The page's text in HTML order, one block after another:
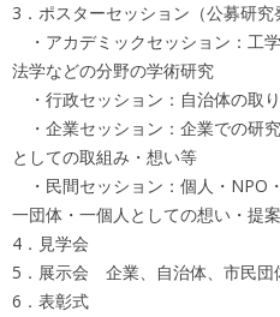
3．ポスターセッション（公募研究
・アカデミックセッション：工
法学などの分野の学術研究
・行政セッション：自治体の取
・企業セッション：企業での研
としての取組み・想い等
・民間セッション：個人・NPO
一団体・一個人としての想い・提
4．見学会
5．展示会 企業、自治体、市民団
6．表彰式